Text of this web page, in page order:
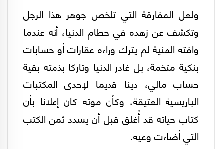
ولعل المفارقة التي تلخص جوهر هذا الرجل
وتكشف عن زهده في حطام الدنيا، أنه عندما
وافته المنية لم يترك وراءه عقارات أو حسابات
بنكية متخمة، بل غادر الدنيا وتاركا بذمته بقية
حساب مالي، دينا قديما لإحدى المكتبات
الباريسية العتيقة، وكأن موته كان إعلانا بأن
كتاب حياته قد أُغلق قبل أن يسدد ثمن الكتب
التي أضاءت وعيه.